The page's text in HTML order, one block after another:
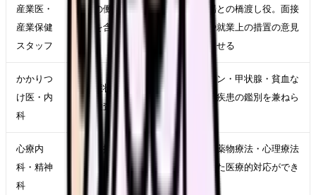
産業医・
産業保健
スタッフ
職場の働き方・配置・
休職を含めて検討した
い
事業場との橋渡し役。面接
指導や就業上の措置の意見
書を出せる
かかりつ
け医・内
科
身体症状が主で、まず
体の検査をしたい
ホルモン・甲状腺・貧血な
ど身体疾患の鑑別を兼ねら
心療内
科・精神
科
不眠・抑うつ・不安・
パニック症状などが続
診断と薬物療法・心理療法
を含めた医療的対応ができ